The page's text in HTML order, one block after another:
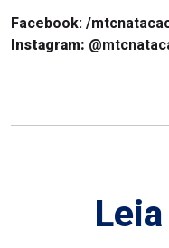
Facebook: /
Instagram: